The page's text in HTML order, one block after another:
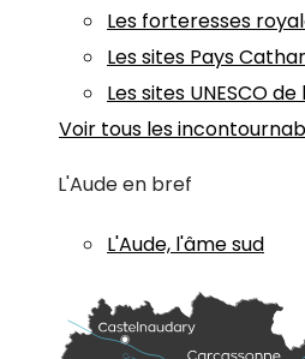
Les forteresses
Les sites Pays
Les sites UNESCO
Voir tous les
L'Aude en bref
L'Aude, l'âme sud